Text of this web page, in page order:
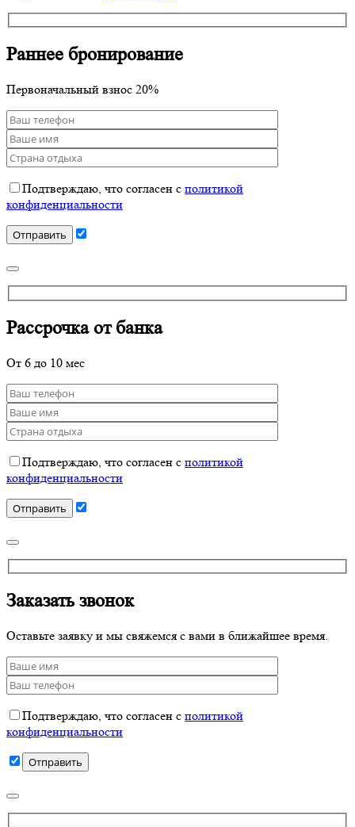
Раннее бронирование
Первоначальный взнос 20%
Подтверждаю, что согласен с политикой
конфиденциальности
Рассрочка от банка
От 6 до 10 мес
Подтверждаю, что согласен с политикой
конфиденциальности
Заказать звонок
Оставьте заявку и мы свяжемся с вами в ближайшее время.
Подтверждаю, что согласен с политикой
конфиденциальности